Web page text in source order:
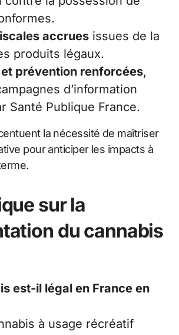
accrues issues de la
produits légaux.
prévention renforcées,
d’information
Santé Publique France.
la nécessité de maîtriser
pour anticiper les impacts à
sur la
du cannabis
est-il légal en France en
à usage récréatif